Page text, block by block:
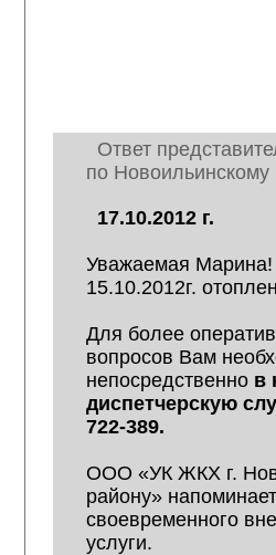
Ответ
по Новоильинскому
17.10.2012 г.
Уважаемая Марина!
15.10.2012г.
Для более
вопросов Вам
непосредственно в
диспетчерскую
722-389.
ООО «УК ЖКХ г.
району»
своевременного
услуги.